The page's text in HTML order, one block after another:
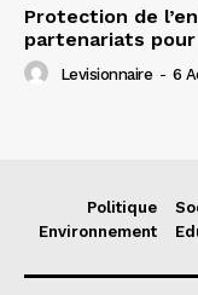
Protection de
partenariats
Levisionnaire - 6
Politique
Environnement